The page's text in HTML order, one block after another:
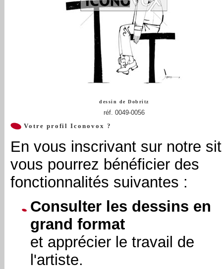
dessin deDobritz
réf. 0049-0056
Votre profil Iconovox ?
En vous inscrivant sur notre
vous pourrez bénéficier des
fonctionnalités suivantes :
Consulter les dessins en
grand format
et apprécier le travail de
l'artiste.